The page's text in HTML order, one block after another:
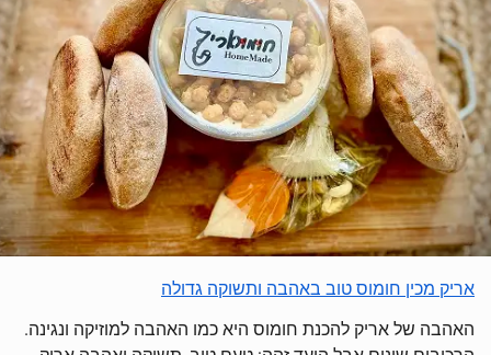
אריק מכין חומוס טוב באהבה ותשוקה גדולה
האהבה של אריק להכנת חומוס היא כמו האהבה למוזיקה ונגינה.